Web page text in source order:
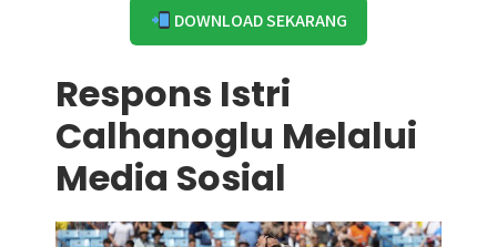
DOWNLOAD SEKARANG
Respons Istri
Calhanoglu Melalui
Media Sosial